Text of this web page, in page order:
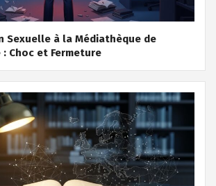
Sexuelle à la Médiathèque de
Choc et Fermeture